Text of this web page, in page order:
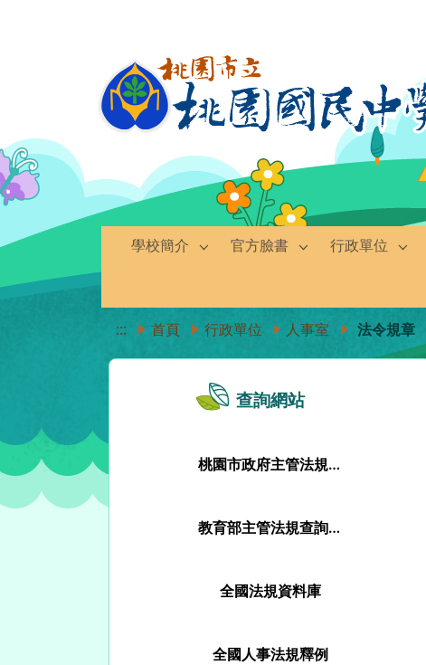
學校簡介 官方臉書 行政單位
::: 首頁 行政單位 人事室 法令規章
查詢網站
桃園市政府主管法規查詢系統
教育部主管法規查詢系統
全國法規資料庫
全國人事法規釋例